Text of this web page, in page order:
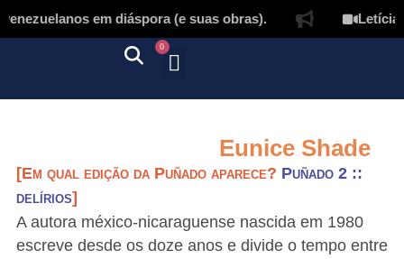
em diáspora (e suas obras). Letícia
0
Eunice Shade
[Em qual edição da Puñado aparece? Puñado 2 ::
delírios]
A autora méxico-nicaraguense nascida em 1980
escreve desde os doze anos e divide o tempo entre